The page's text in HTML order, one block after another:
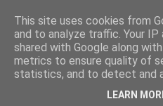
Automation Inside
This site uses cookies from
and to analyze traffic. Your
shared with Google along
metrics to ensure quality of
statistics, and to detect and
LEARN